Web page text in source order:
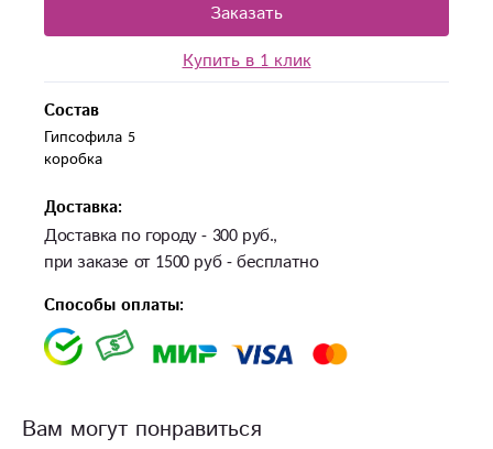
Заказать
Купить в 1 клик
Состав
Гипсофила 5
Доставка:
Доставка по городу - 300 руб.,
при заказе от 1500 руб - бесплатно
Способы оплаты:
Вам могут понравиться